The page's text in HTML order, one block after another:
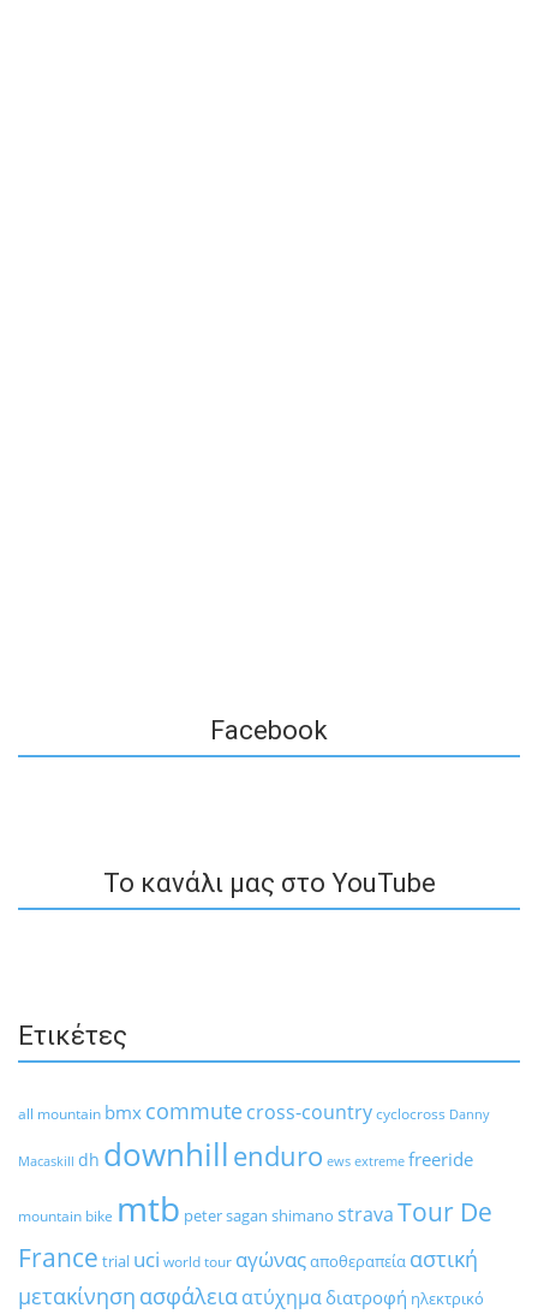
Facebook
To κανάλι μας στο YouTube
Ετικέτες
all mountain bmx commutecross-countrycyclocross Danny
Macaskill dh downhill enduro ews extreme freeride
mountain bike mtb peter sagan shimano stravaTour De
France trial uci world tour αγώναςαποθεραπεία αστική
μετακίνηση ασφάλειαατύχημα διατροφή ηλεκτρικό